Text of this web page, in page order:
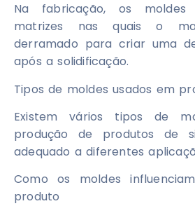
Na fabricação, os
matrizes nas quais o
derramado para criar uma
após a solidificação.
Tipos de moldes usados ​​em
Existem vários tipos de
produção de produtos de
adequado a diferentes
Como os moldes
produto